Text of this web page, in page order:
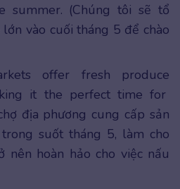
summer. (Chúng tôi sẽ tổ
vào cuối tháng 5 để chào
offer fresh produce
it the perfect time for
địa phương cung cấp sản
suốt tháng 5, làm cho
nên hoàn hảo cho việc nấu